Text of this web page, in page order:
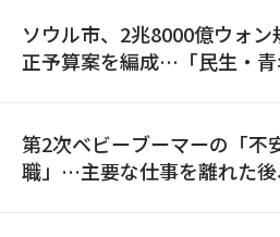
ソウル市、2兆8000億ウォン
正予算案を編成…「民生・青
第2次ベビーブーマーの「不
職」…主要な仕事を離れた後